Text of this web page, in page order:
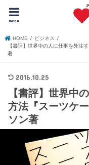
menu
HOME
ビジネス
【書評】世界中の人に仕事を外注
著
2016.10.25
【書評】世界中
方法『スーツケ
ソン著